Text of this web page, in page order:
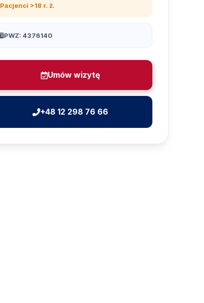
Pacjenci >18 r. ż.
PWZ: 4376140
Umów wizytę
+48 12 298 76 66